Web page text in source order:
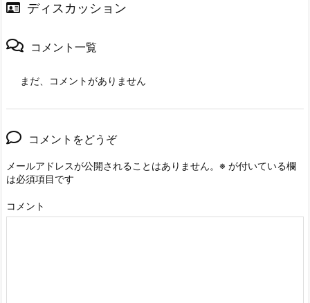
ディスカッション
コメント一覧
まだ、コメントがありません
コメントをどうぞ
メールアドレスが公開されることはありません。 ※ が付いている欄
は必須項目です
コメント